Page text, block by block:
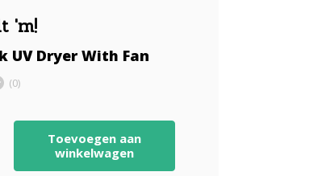
'm!
UV Dryer With Fan
(0)
Toevoegen aan
winkelwagen